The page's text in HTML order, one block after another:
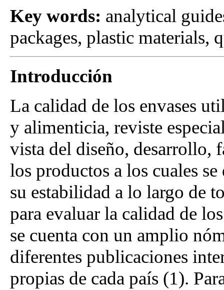
Key words: analytical
packages, plastic materials,
Introducción
La calidad de los envases
y alimenticia, reviste
vista del diseño, desarrollo,
los productos a los cuales
su estabilidad a lo largo de
para evaluar la calidad de
se cuenta con un amplio
diferentes publicaciones
propias de cada país (1).